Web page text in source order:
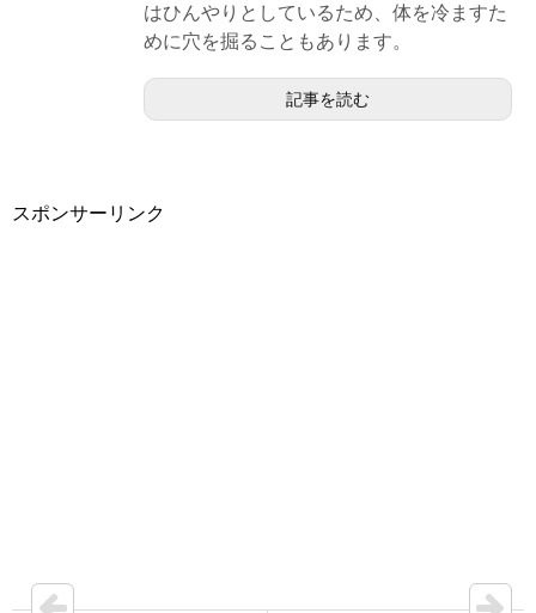
はひんやりとしているため、体を冷ますた
めに穴を掘ることもあります。
記事を読む
スポンサーリンク